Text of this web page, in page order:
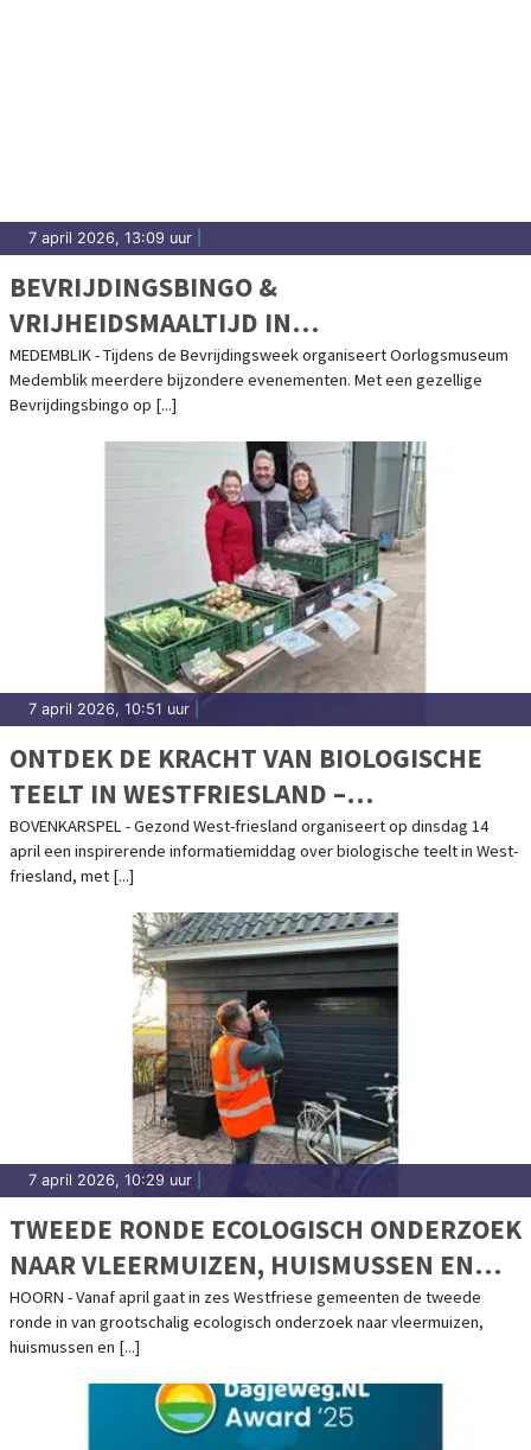
7 april 2026, 13:09 uur
BEVRIJDINGSBINGO &
VRIJHEIDSMAALTIJD IN
OORLOGSMUSEUM MEDEMBLIK
MEDEMBLIK - Tijdens de Bevrijdingsweek organiseert Oorlogsmuseum
Medemblik meerdere bijzondere evenementen. Met een gezellige
Bevrijdingsbingo op [...]
7 april 2026, 10:51 uur
ONTDEK DE KRACHT VAN BIOLOGISCHE
TEELT IN WESTFRIESLAND –
INFORMATIEMIDDAG EN KOOKWORKSHOP
IN BOVENKARSPEL
BOVENKARSPEL - Gezond West-friesland organiseert op dinsdag 14
april een inspirerende informatiemiddag over biologische teelt in West-
friesland, met [...]
7 april 2026, 10:29 uur
TWEEDE RONDE ECOLOGISCH ONDERZOEK
NAAR VLEERMUIZEN, HUISMUSSEN EN
GIERZWALUWEN IN ZES WESTFRIESE
GEMEENTEN
HOORN - Vanaf april gaat in zes Westfriese gemeenten de tweede
ronde in van grootschalig ecologisch onderzoek naar vleermuizen,
huismussen en [...]